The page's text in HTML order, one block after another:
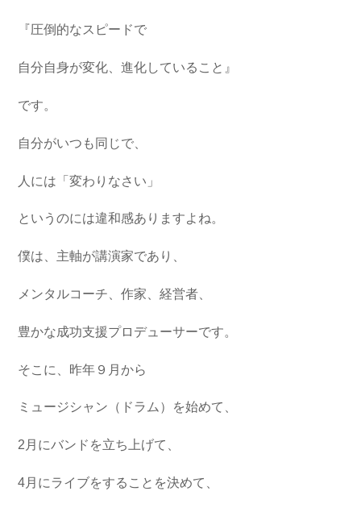
『圧倒的なスピードで
自分自身が変化、進化していること』
です。
自分がいつも同じで、
人には「変わりなさい」
というのには違和感ありますよね。
僕は、主軸が講演家であり、
メンタルコーチ、作家、経営者、
豊かな成功支援プロデューサーです。
そこに、昨年９月から
ミュージシャン（ドラム）を始めて、
2月にバンドを立ち上げて、
4月にライブをすることを決めて、